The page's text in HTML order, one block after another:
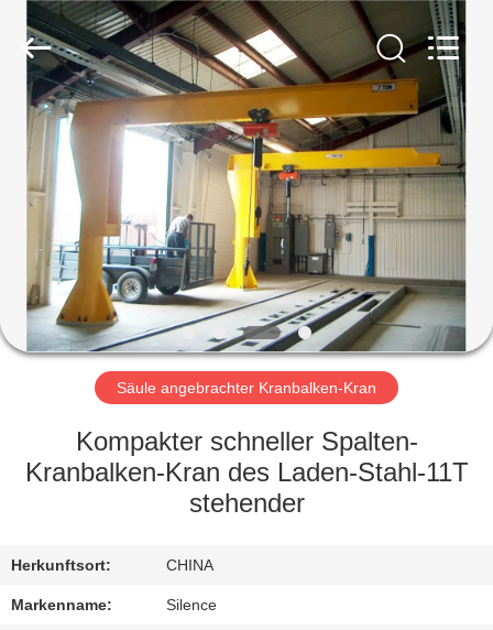
HAUS
PRODUKTE
ÜBER
UNS
FABRIK-
AUSFLUG
QUALITÄTSKONTROLLE
SIE
MIT
Silence
Industry
Rights
Reserved.
Säule angebrachter Kranbalken-Kran
Kompakter schneller Spalten-
Kranbalken-Kran des Laden-Stahl-11T
stehender
Herkunftsort: CHINA
Markenname: Silence